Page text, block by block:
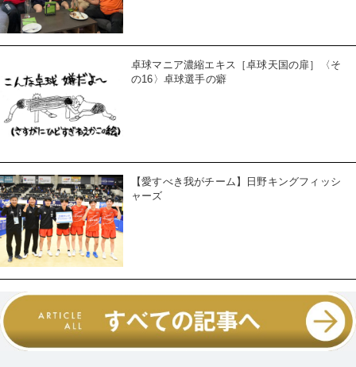
卓球マニア濃縮エキス［卓球天国の扉］〈そ
の16〉卓球選手の癖
【愛すべき我がチーム】日野キングフィッシ
ャーズ